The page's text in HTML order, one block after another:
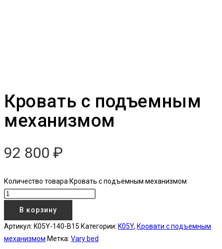
Кровать с подъемным
механизмом
92 800 ₽
Количество товара Кровать с подъемным механизмом
В корзину
Артикул: K05Y-140-B15 Категории: K05Y, Кровати с подъемным
механизмом Метка: Vary bed